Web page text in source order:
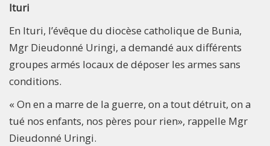
Ituri
En Ituri, l’évêque du diocèse catholique de Bunia,
Mgr Dieudonné Uringi, a demandé aux différents
groupes armés locaux de déposer les armes sans
conditions.
« On en a marre de la guerre, on a tout détruit, on a
tué nos enfants, nos pères pour rien», rappelle Mgr
Dieudonné Uringi.